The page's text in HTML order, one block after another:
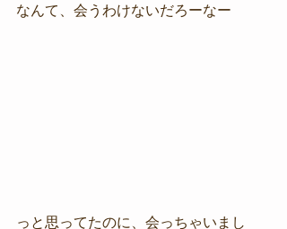
なんて、会うわけないだろーなー
っと思ってたのに、会っちゃいまし